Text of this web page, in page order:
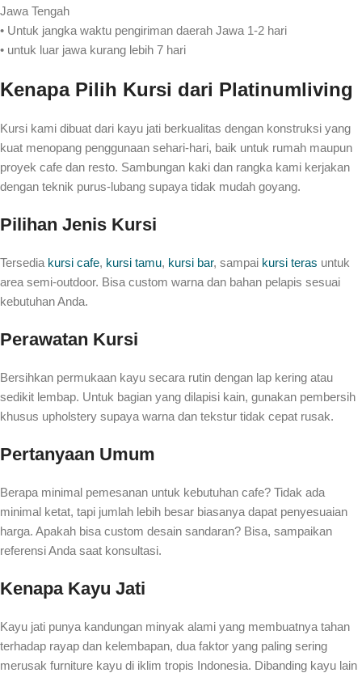
Jawa Tengah
• Untuk jangka waktu pengiriman daerah Jawa 1-2 hari
• untuk luar jawa kurang lebih 7 hari
Kenapa Pilih Kursi dari Platinumliving
Kursi kami dibuat dari kayu jati berkualitas dengan konstruksi yang
kuat menopang penggunaan sehari-hari, baik untuk rumah maupun
proyek cafe dan resto. Sambungan kaki dan rangka kami kerjakan
dengan teknik purus-lubang supaya tidak mudah goyang.
Pilihan Jenis Kursi
Tersedia kursi cafe, kursi tamu, kursi bar, sampai kursi teras untuk
area semi-outdoor. Bisa custom warna dan bahan pelapis sesuai
kebutuhan Anda.
Perawatan Kursi
Bersihkan permukaan kayu secara rutin dengan lap kering atau
sedikit lembap. Untuk bagian yang dilapisi kain, gunakan pembersih
khusus upholstery supaya warna dan tekstur tidak cepat rusak.
Pertanyaan Umum
Berapa minimal pemesanan untuk kebutuhan cafe? Tidak ada
minimal ketat, tapi jumlah lebih besar biasanya dapat penyesuaian
harga. Apakah bisa custom desain sandaran? Bisa, sampaikan
referensi Anda saat konsultasi.
Kenapa Kayu Jati
Kayu jati punya kandungan minyak alami yang membuatnya tahan
terhadap rayap dan kelembapan, dua faktor yang paling sering
merusak furniture kayu di iklim tropis Indonesia. Dibanding kayu lain